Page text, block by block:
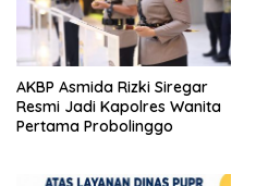
AKBP Asmida Rizki Siregar
Resmi Jadi Kapolres Wanita
Pertama Probolinggo